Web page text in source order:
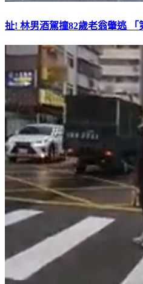
扯! 林男酒駕撞82歲老翁肇逃 「